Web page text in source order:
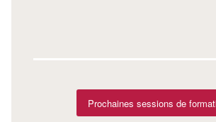
Prochaines sessions de